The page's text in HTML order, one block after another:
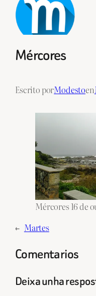
content
Mércores
Escrito porModestoen
Mércores 16 de
← Martes
Comentarios
Deixa unha